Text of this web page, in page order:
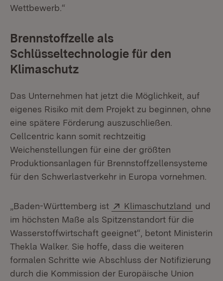
Wettbewerb.“
Brennstoffzelle als
Schlüsseltechnologie für den
Klimaschutz
Das Unternehmen hat jetzt die Möglichkeit, auf
eigenes Risiko mit dem Projekt zu beginnen, ohne
eine spätere Förderung auszuschließen.
Cellcentric kann so­mit rechtzeitig
Weichenstellungen für eine der größten
Produktionsanlagen für Brennstoffzellensysteme
für den Schwerlastverkehr in Europa vornehmen.
„Baden-Württemberg ist Extern:
Klimaschutzland und
im höchsten Maße als Spitzen­standort für die
Wasserstoffwirtschaft geeignet“, betont Ministerin
Thekla Walker. Sie hoffe, dass die weiteren
formalen Schritte wie Abschluss der Notifizierung
durch die Kommission der Europäische Union